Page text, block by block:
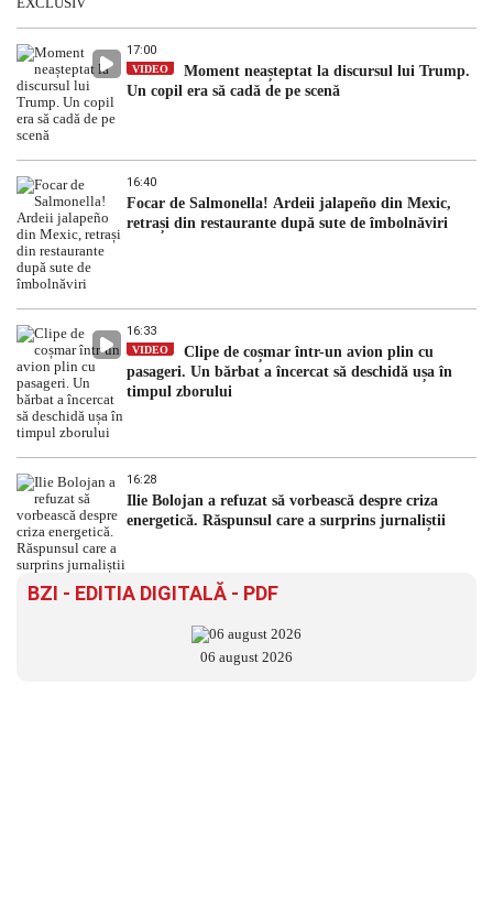
17:00
VIDEO
Moment neașteptat la discursul lui Trump.
Un copil era să cadă de pe scenă
16:40
Focar de Salmonella! Ardeii jalapeño din Mexic,
retrași din restaurante după sute de îmbolnăviri
16:33
VIDEO
Clipe de coșmar într-un avion plin cu
pasageri. Un bărbat a încercat să deschidă ușa în
timpul zborului
16:28
Ilie Bolojan a refuzat să vorbească despre criza
energetică. Răspunsul care a surprins jurnaliștii
BZI - EDITIA DIGITALĂ - PDF
06 august 2026